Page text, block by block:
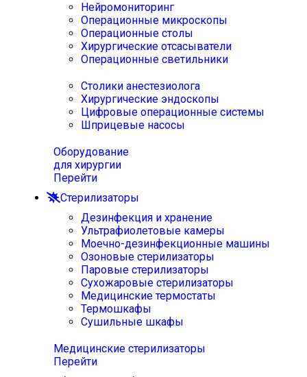
Нейромониторинг
Операционные микроскопы
Операционные столы
Хирургические отсасыватели
Операционные светильники
Столики анестезиолога
Хирургические эндоскопы
Цифровые операционные системы
Шприцевые насосы
Оборудование
для хирургии
Перейти
Стерилизаторы
Дезинфекция и хранение
Ультрафиолетовые камеры
Моечно-дезинфекционные машины
Озоновые стерилизаторы
Паровые стерилизаторы
Сухожаровые стерилизаторы
Медицинские термостаты
Термошкафы
Сушильные шкафы
Медицинские стерилизаторы
Перейти